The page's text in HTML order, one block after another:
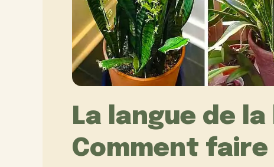
La langue de
Comment